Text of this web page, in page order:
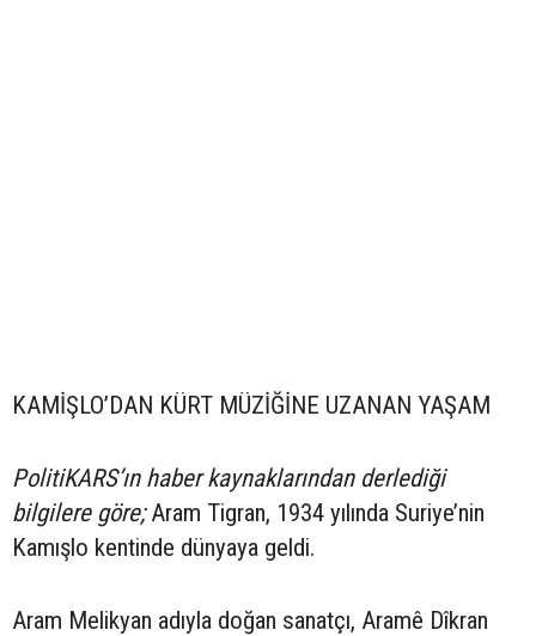
KAMİŞLO’DAN KÜRT MÜZİĞİNE UZANAN YAŞAM
PolitiKARS’ın haber kaynaklarından derlediği
bilgilere göre;Aram Tigran, 1934 yılında Suriye’nin
Kamışlo kentinde dünyaya geldi.
Aram Melikyan adıyla doğan sanatçı, Aramê Dîkran